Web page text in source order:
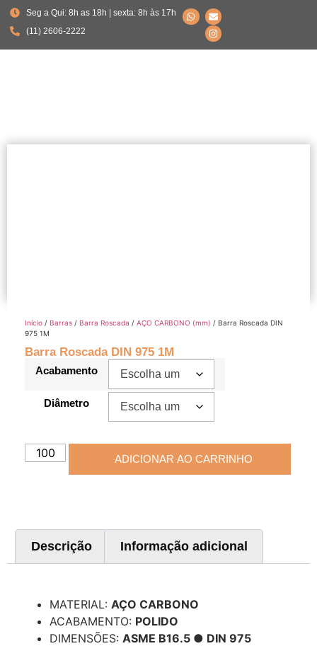
Seg a Qui: 8h as 18h | sexta: 8h às 17h
(11) 2606-2222
Início / Barras / Barra Roscada / AÇO CARBONO (mm) / Barra Roscada DIN
975 1M
Barra Roscada DIN 975 1M
Acabamento
Diâmetro
ADICIONAR AO CARRINHO
Descrição Informação adicional
MATERIAL: AÇO CARBONO
ACABAMENTO: POLIDO
DIMENSÕES: ASME B16.5 ● DIN 975